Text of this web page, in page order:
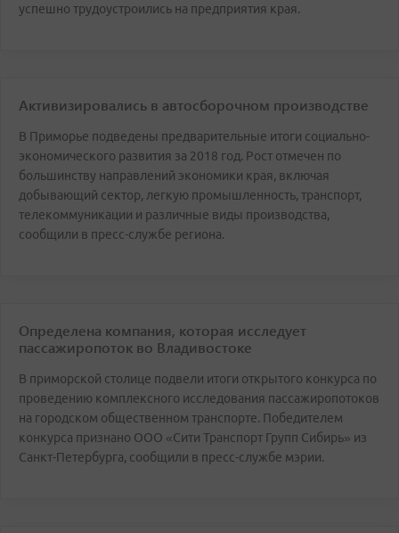
успешно трудоустроились на предприятия края.
Активизировались в автосборочном производстве
В Приморье подведены предварительные итоги социально-
экономического развития за 2018 год. Рост отмечен по
большинству направлений экономики края, включая
добывающий сектор, легкую промышленность, транспорт,
телекоммуникации и различные виды производства,
сообщили в пресс-службе региона.
Определена компания, которая исследует
пассажиропоток во Владивостоке
В приморской столице подвели итоги открытого конкурса по
проведению комплексного исследования пассажиропотоков
на городском общественном транспорте. Победителем
конкурса признано ООО «Сити Транспорт Групп Сибирь» из
Санкт-Петербурга, сообщили в пресс-службе мэрии.